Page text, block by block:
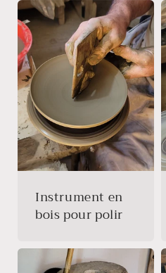
Instrument en
bois pour polir